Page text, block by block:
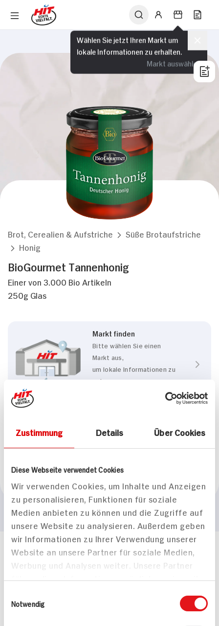
Zustimmung Details Über Cookies
Diese Webseite verwendet Cookies
Wir verwenden Cookies, um Inhalte und Anzeigen
zu personalisieren, Funktionen für soziale
Medien anbieten zu können und die Zugriffe auf
unsere Website zu analysieren. Außerdem geben
wir Informationen zu Ihrer Verwendung unserer
Website an unsere Partner für soziale Medien,
Werbung und Analysen weiter. Unsere Partner
führen diese Informationen möglicherweise mit
bereitgestellt haben oder die sie im Rahmen
Notwendig
Wählen Sie jetzt Ihren Markt um
lokale Informationen zu erhalten.
Markt auswählen
Brot, Cerealien & Aufstriche
Süße Brotaufstriche
Honig
BioGourmet Tannenhonig
Einer von 3.000 Bio Artikeln
250g Glas
Markt finden
Bitte wählen Sie einen
Markt aus,
um lokale Informationen zu
sehen.
Eigenschaften
BIO HIT
Marke
BioGourmet
Häufig gestellte Fragen
Mehr Informationen in unserem FAQ
(0228) 42967 0